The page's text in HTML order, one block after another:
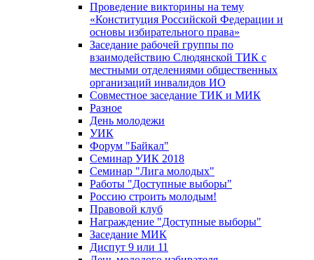
Проведение викторины на тему
«Конституция Российской Федерации и
основы избирательного права»
Заседание рабочей группы по
взаимодействию Слюдянской ТИК с
местными отделениями общественных
организаций инвалидов ИО
Совместное заседание ТИК и МИК
Разное
День молодежи
УИК
Форум "Байкал"
Семинар УИК 2018
Семинар "Лига молодых"
Работы "Доступные выборы"
Россию строить молодым!
Правовой клуб
Награждение "Доступные выборы"
Заседание МИК
Диспут 9 или 11